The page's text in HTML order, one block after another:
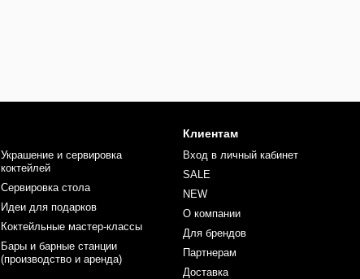
Украшение и сервировка
коктейлей
Сервировка стола
Идеи для подарков
Коктейльные мастер-классы
Бары и барные станции
(производство и аренда)
Клиентам
Вход в личный кабинет
SALE
NEW
О компании
Для брендов
Партнерам
Доставка